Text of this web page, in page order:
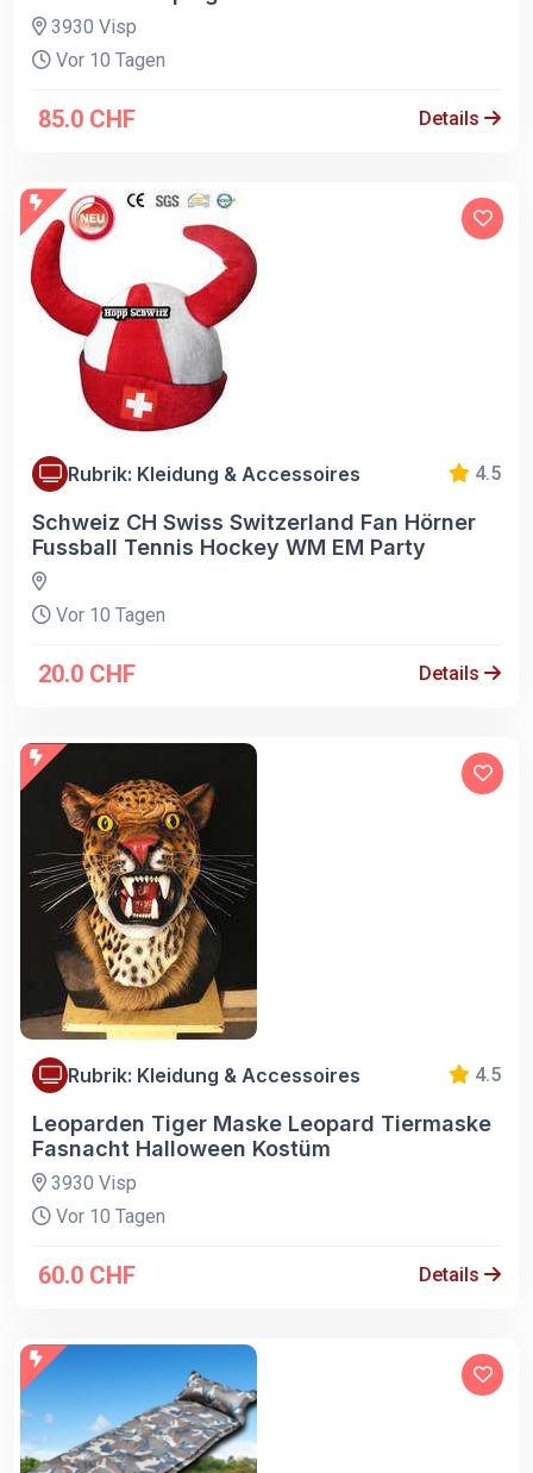
3930 Visp
Vor 10 Tagen
85.0 CHF Details
Rubrik: Kleidung & Accessoires 4.5
Schweiz CH Swiss Switzerland Fan Hörner
Fussball Tennis Hockey WM EM Party
Vor 10 Tagen
20.0 CHF Details
Rubrik: Kleidung & Accessoires 4.5
Leoparden Tiger Maske Leopard Tiermaske
Fasnacht Halloween Kostüm
3930 Visp
Vor 10 Tagen
60.0 CHF Details